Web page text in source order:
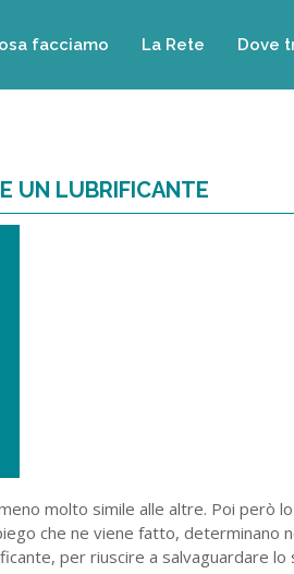
facciamo La Rete Dove
UN LUBRIFICANTE
molto simile alle altre. Poi però
che ne viene fatto, determinano
per riuscire a salvaguardare lo